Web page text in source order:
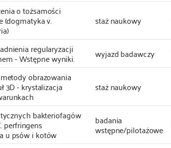
o tożsamości
(dogmatyka v. staż naukowy
regularyzacji
- Wstępne wyniki. wyjazd badawczy
obrazowania
3D - krystalizacja staż naukowy
bakteriofagów
perfringens
u psów i kotów
badania
wstępne/pilotażowe